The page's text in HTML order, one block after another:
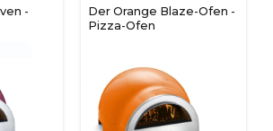
-
Der Orange Blaze-Ofen -
Pizza-Ofen